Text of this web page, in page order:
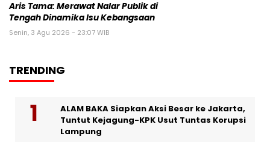
Aris Tama: Merawat Nalar Publik di
Tengah Dinamika Isu Kebangsaan
Senin, 3 Agu 2026 - 23:07 WIB
TRENDING
ALAM BAKA Siapkan Aksi Besar ke Jakarta,
Tuntut Kejagung-KPK Usut Tuntas Korupsi
Lampung